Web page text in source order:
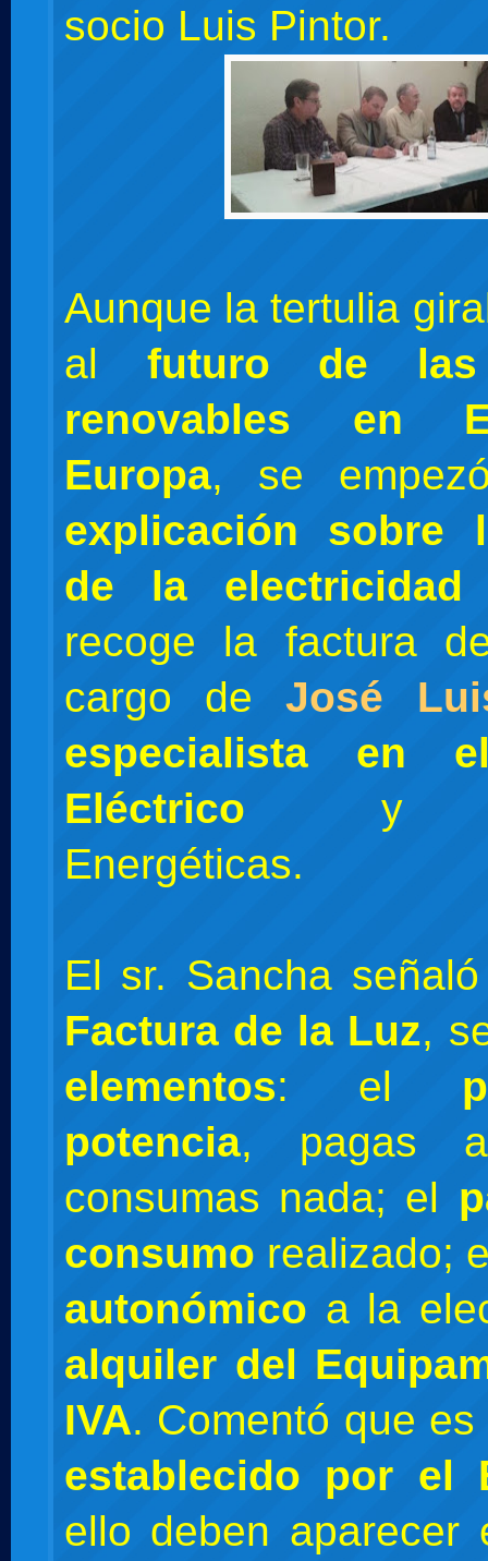
socio Luis Pintor.
Aunque la tertulia
al futuro de las
renovables en
Europa, se
explicación sobre
de la electricidad
recoge la factura
cargo deJosé
especialista en
Eléctrico y
Energéticas.
El sr. Sancha
Factura de la Luz,
elementos: el
potencia, pagas
consumas nada; el
consumo realizado;
autonómico a la
alquiler del
IVA. Comentó que
establecido por el
ello deben aparecer